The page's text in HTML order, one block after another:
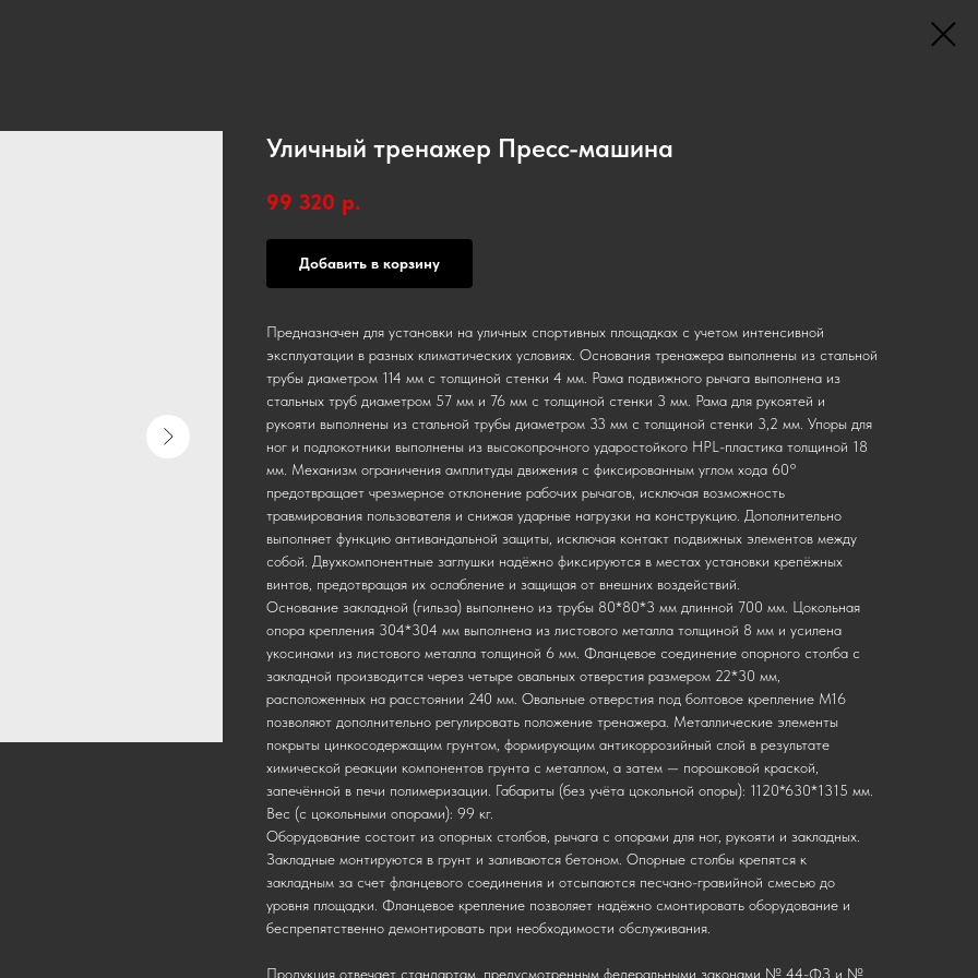
Уличный тренажер Пресс-машина
99 320 р.
Добавить в корзину
Предназначен для установки на уличных спортивных площадках с учетом интенсивной
эксплуатации в разных климатических условиях. Основания тренажера выполнены из стальной
трубы диаметром 114 мм с толщиной стенки 4 мм. Рама подвижного рычага выполнена из
стальных труб диаметром 57 мм и 76 мм с толщиной стенки 3 мм. Рама для рукоятей и
рукояти выполнены из стальной трубы диаметром 33 мм с толщиной стенки 3,2 мм. Упоры для
ног и подлокотники выполнены из высокопрочного ударостойкого HPL-пластика толщиной 18
мм. Механизм ограничения амплитуды движения с фиксированным углом хода 60°
предотвращает чрезмерное отклонение рабочих рычагов, исключая возможность
травмирования пользователя и снижая ударные нагрузки на конструкцию. Дополнительно
выполняет функцию антивандальной защиты, исключая контакт подвижных элементов между
собой. Двухкомпонентные заглушки надёжно фиксируются в местах установки крепёжных
винтов, предотвращая их ослабление и защищая от внешних воздействий.
Основание закладной (гильза) выполнено из трубы 80*80*3 мм длинной 700 мм. Цокольная
опора крепления 304*304 мм выполнена из листового металла толщиной 8 мм и усилена
укосинами из листового металла толщиной 6 мм. Фланцевое соединение опорного столба с
закладной производится через четыре овальных отверстия размером 22*30 мм,
расположенных на расстоянии 240 мм. Овальные отверстия под болтовое крепление М16
позволяют дополнительно регулировать положение тренажера. Металлические элементы
покрыты цинкосодержащим грунтом, формирующим антикоррозийный слой в результате
химической реакции компонентов грунта с металлом, а затем — порошковой краской,
запечённой в печи полимеризации. Габариты (без учёта цокольной опоры): 1120*630*1315 мм.
Вес (с цокольными опорами): 99 кг.
Оборудование состоит из опорных столбов, рычага с опорами для ног, рукояти и закладных.
Закладные монтируются в грунт и заливаются бетоном. Опорные столбы крепятся к
закладным за счет фланцевого соединения и отсыпаются песчано-гравийной смесью до
уровня площадки. Фланцевое крепление позволяет надёжно смонтировать оборудование и
беспрепятственно демонтировать при необходимости обслуживания.
Продукция отвечает стандартам, предусмотренным федеральными законами № 44-ФЗ и №